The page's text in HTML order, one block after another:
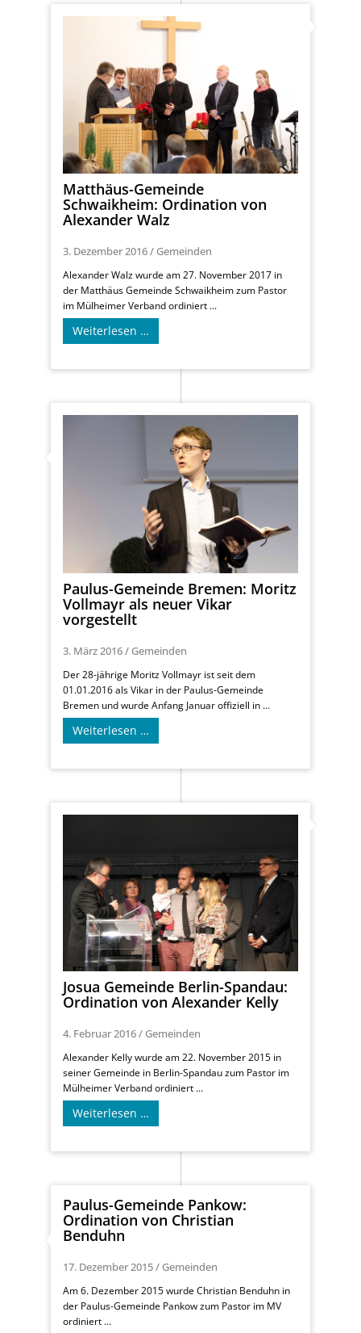
Matthäus-Gemeinde
Schwaikheim: Ordination von
Alexander Walz
3. Dezember 2016/ Gemeinden
Alexander Walz wurde am 27. November 2017 in
der Matthäus Gemeinde Schwaikheim zum Pastor
im Mülheimer Verband ordiniert ...
Weiterlesen …
Paulus-Gemeinde Bremen: Moritz
Vollmayr als neuer Vikar
vorgestellt
3. März 2016/ Gemeinden
Der 28-jährige Moritz Vollmayr ist seit dem
01.01.2016 als Vikar in der Paulus-Gemeinde
Bremen und wurde Anfang Januar offiziell in ...
Weiterlesen …
Josua Gemeinde Berlin-Spandau:
Ordination von Alexander Kelly
4. Februar 2016/ Gemeinden
Alexander Kelly wurde am 22. November 2015 in
seiner Gemeinde in Berlin-Spandau zum Pastor im
Mülheimer Verband ordiniert ...
Weiterlesen …
Paulus-Gemeinde Pankow:
Ordination von Christian
Benduhn
17. Dezember 2015/ Gemeinden
Am 6. Dezember 2015 wurde Christian Benduhn in
der Paulus-Gemeinde Pankow zum Pastor im MV
ordiniert ...